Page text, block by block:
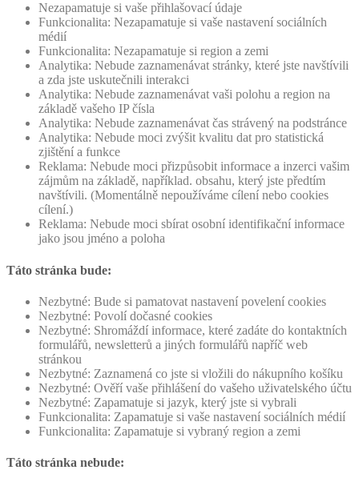
Nezapamatuje si vaše přihlašovací údaje
Funkcionalita: Nezapamatuje si vaše nastavení sociálních
médií
Funkcionalita: Nezapamatuje si region a zemi
Analytika: Nebude zaznamenávat stránky, které jste navštívili
a zda jste uskutečnili interakci
Analytika: Nebude zaznamenávat vaši polohu a region na
základě vašeho IP čísla
Analytika: Nebude zaznamenávat čas strávený na podstránce
Analytika: Nebude moci zvýšit kvalitu dat pro statistická
zjištění a funkce
Reklama: Nebude moci přizpůsobit informace a inzerci vašim
zájmům na základě, například. obsahu, který jste předtím
navštívili. (Momentálně nepoužíváme cílení nebo cookies
cílení.)
Reklama: Nebude moci sbírat osobní identifikační informace
jako jsou jméno a poloha
Táto stránka bude:
Nezbytné: Bude si pamatovat nastavení povelení cookies
Nezbytné: Povolí dočasné cookies
Nezbytné: Shromáždí informace, které zadáte do kontaktních
formulářů, newsletterů a jiných formulářů napříč web
stránkou
Nezbytné: Zaznamená co jste si vložili do nákupního košíku
Nezbytné: Ověří vaše přihlášení do vašeho uživatelského účtu
Nezbytné: Zapamatuje si jazyk, který jste si vybrali
Funkcionalita: Zapamatuje si vaše nastavení sociálních médií
Funkcionalita: Zapamatuje si vybraný region a zemi
Táto stránka nebude: